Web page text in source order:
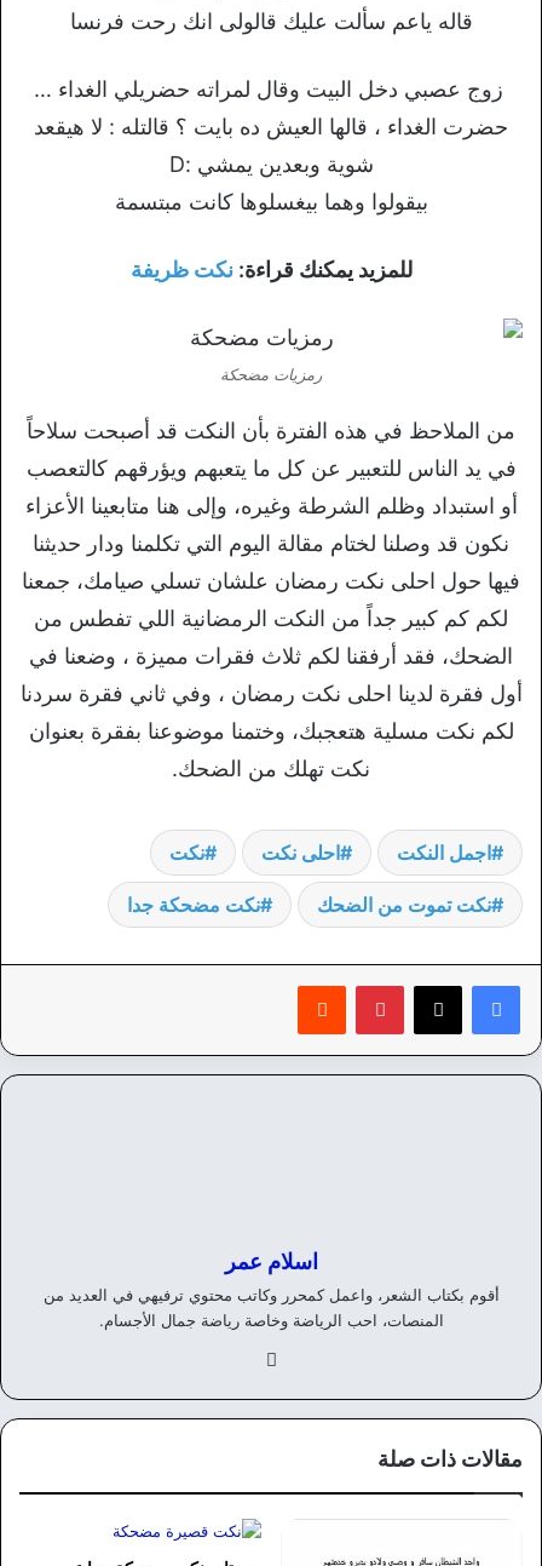
قاله ياعم سألت عليك قالولى انك رحت فرنسا
زوج عصبي دخل البيت وقال لمراته حضريلي الغداء …
حضرت الغداء ، قالها العيش ده بايت ؟ قالتله : لا هيقعد
شوية وبعدين يمشي :D
بيقولوا وهما بيغسلوها كانت مبتسمة
للمزيد يمكنك قراءة: نكت ظريفة
رمزيات مضحكة
من الملاحظ في هذه الفترة بأن النكت قد أصبحت سلاحاً
في يد الناس للتعبير عن كل ما يتعبهم ويؤرقهم كالتعصب
أو استبداد وظلم الشرطة وغيره، وإلى هنا متابعينا الأعزاء
نكون قد وصلنا لختام مقالة اليوم التي تكلمنا ودار حديثنا
فيها حول احلى نكت رمضان علشان تسلي صيامك، جمعنا
لكم كم كبير جداً من النكت الرمضانية اللي تفطس من
الضحك، فقد أرفقنا لكم ثلاث فقرات مميزة ، وضعنا في
أول فقرة لدينا احلى نكت رمضان ، وفي ثاني فقرة سردنا
لكم نكت مسلية هتعجبك، وختمنا موضوعنا بفقرة بعنوان
نكت تهلك من الضحك.
اجمل النكت احلى نكت نكت
نكت تموت من الضحك نكت مضحكة جدا
بينتيريست
اسلام عمر
أقوم بكتاب الشعر، واعمل كمحرر وكاتب محتوي ترفيهي في العديد من
المنصات، احب الرياضة وخاصة رياضة جمال الأجسام.
وك
مقالات ذات صلة